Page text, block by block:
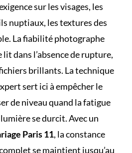
sur les visages, les
nuptiaux, les textures des
La fiabilité photographe
lit dans l’absence de rupture,
brillants. La technique
sert ici à empêcher le
de niveau quand la fatigue
se durcit. Avec un
Paris 11, la constance
se maintient jusqu’au